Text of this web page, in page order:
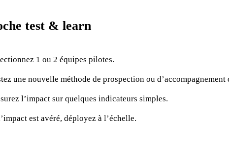
test & learn
1 ou 2 équipes pilotes.
une nouvelle méthode de prospection ou d’accompagnement
l’impact sur quelques indicateurs simples.
est avéré, déployez à l’échelle.